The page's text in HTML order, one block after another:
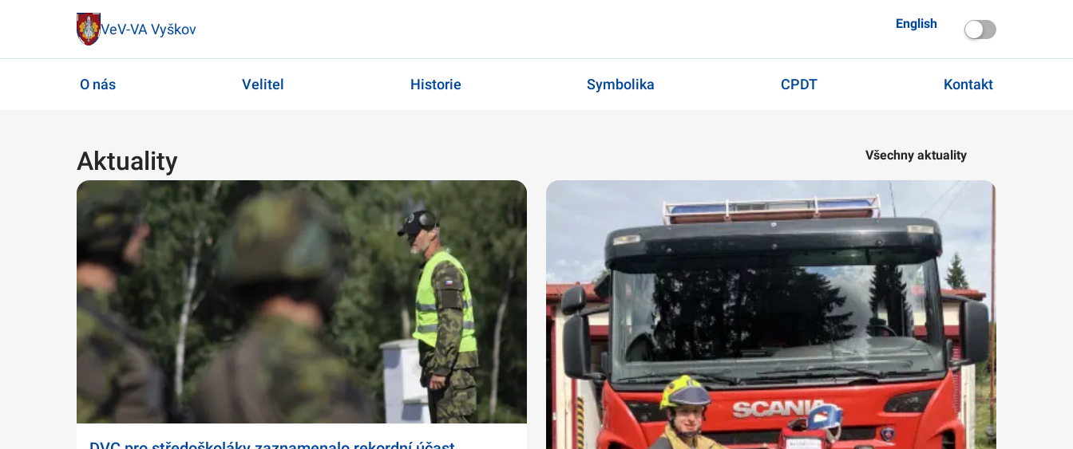
VeV-VA Vyškov English
O nás Velitel Historie Symbolika CPDT Kontakt
Aktuality Všechny aktuality